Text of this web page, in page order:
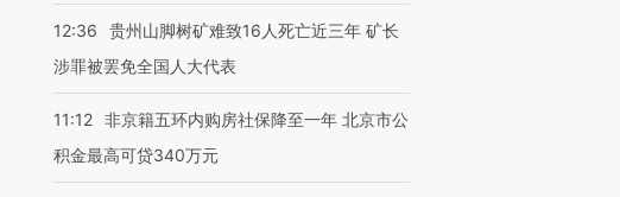
12:36
贵州山脚树矿难致16人死亡近三年 矿长
涉罪被罢免全国人大代表
11:12 非京籍五环内购房社保降至一年 北京市公
积金最高可贷340万元